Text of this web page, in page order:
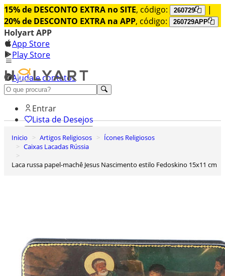
15% de DESCONTO EXTRA no SITE, código: 260729
|
20% de DESCONTO EXTRA na APP, código: 260729APP
Holyart APP
App Store
Play Store
Ajuda e contatos
Conheça premium
Entrar
Lista de Desejos
0
Carrinho de Compras
Inicio Artigos Religiosos
Ícones Religiosos
Caixas Lacadas Rússia
Laca russa papel-machê Jesus Nascimento estilo Fedoskino 15x11 cm